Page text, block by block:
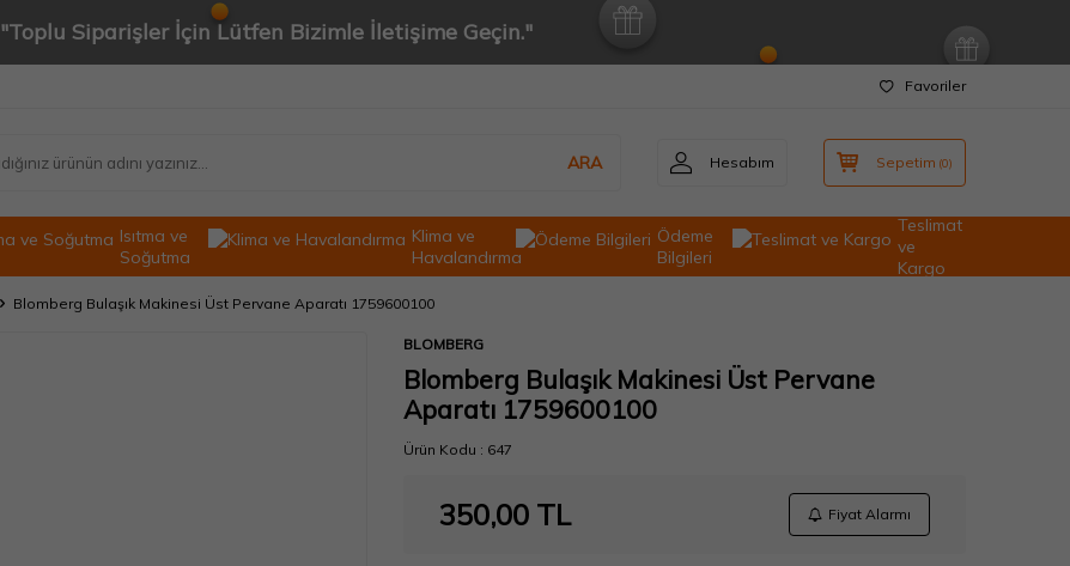
"Toplu Siparişler İçin Lütfen Bizimle İletişime Geçin."
Favoriler
ARA Hesabım Sepetim (0)
Isıtma ve
Soğutma
Klima ve
Havalandırma
Ödeme
Bilgileri
Teslimat
ve
Kargo
Blomberg Bulaşık Makinesi Üst Pervane Aparatı 1759600100
BLOMBERG
Blomberg Bulaşık Makinesi Üst Pervane
Aparatı 1759600100
Ürün Kodu : 647
350,00 TL Fiyat Alarmı